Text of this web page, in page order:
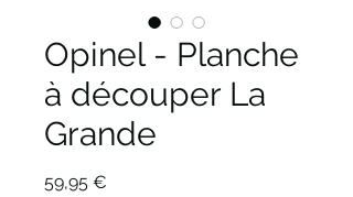
Opinel - Planche
à découper La
Grande
59,95 €